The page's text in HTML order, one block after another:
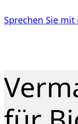
Sprechen Sie